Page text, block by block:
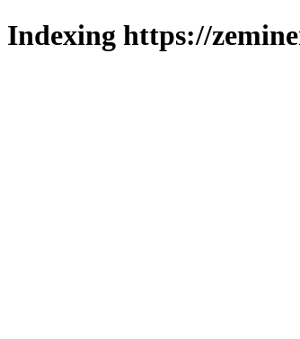
Indexing https://